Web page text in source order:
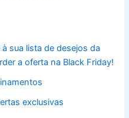
sua lista de desejos da
a oferta na Black Friday!
exclusivas